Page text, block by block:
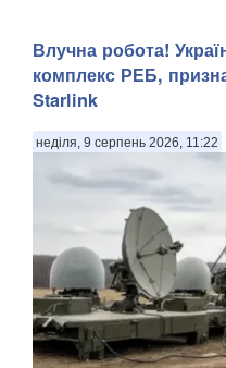
Влучна робота!
комплекс РЕБ,
Starlink
неділя, 9 серпень 2026, 11:22